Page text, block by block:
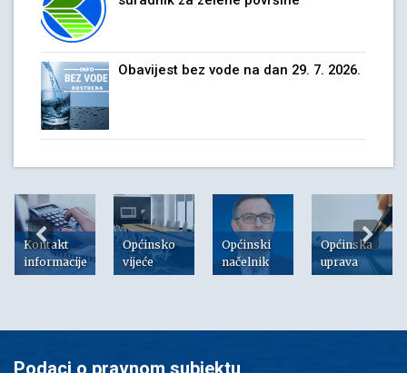
Obavijest bez vode na dan 29. 7. 2026.
Kontakt
informacije
Općinsko
vijeće
Općinski
načelnik
Općinska
uprava
Podaci o pravnom subjektu